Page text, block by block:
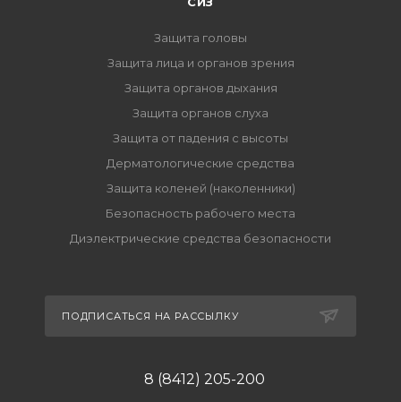
Защита головы
Защита лица и органов зрения
Защита органов дыхания
Защита органов слуха
Защита от падения с высоты
Дерматологические средства
Защита коленей (наколенники)
Безопасность рабочего места
Диэлектрические средства безопасности
ПОДПИСАТЬСЯ НА РАССЫЛКУ
8 (8412) 205-200